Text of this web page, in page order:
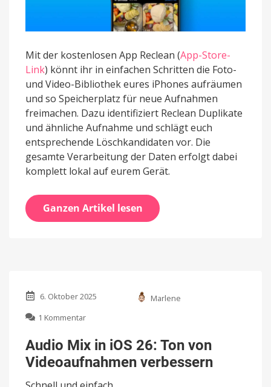
Mit der kostenlosen App Reclean (App-Store-
Link) könnt ihr in einfachen Schritten die Foto-
und Video-Bibliothek eures iPhones aufräumen
und so Speicherplatz für neue Aufnahmen
freimachen. Dazu identifiziert Reclean Duplikate
und ähnliche Aufnahme und schlägt euch
entsprechende Löschkandidaten vor. Die
gesamte Verarbeitung der Daten erfolgt dabei
komplett lokal auf eurem Gerät.
Ganzen Artikel lesen
6. Oktober 2025
Marlene
1 Kommentar
Mix
in
iOS
Audio Mix in iOS 26: Ton von
Videoaufnahmen verbessern